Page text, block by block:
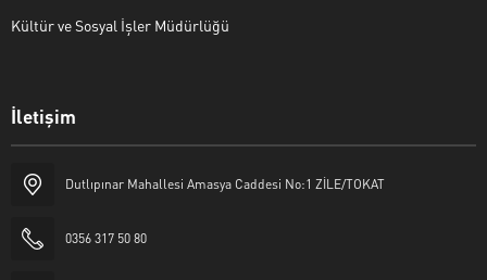
Kültür ve Sosyal İşler Müdürlüğü
İletişim
Dutlıpınar Mahallesi Amasya Caddesi No:1 ZİLE/TOKAT
0356 317 50 80